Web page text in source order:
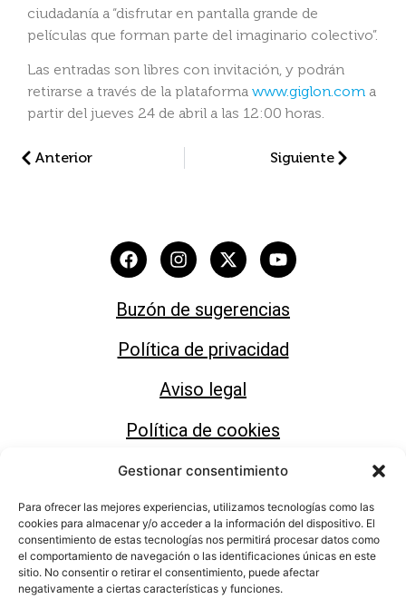
Gestionar consentimiento
Para ofrecer las mejores experiencias, utilizamos tecnologías como las
cookies para almacenar y/o acceder a la información del dispositivo. El
consentimiento de estas tecnologías nos permitirá procesar datos como
el comportamiento de navegación o las identificaciones únicas en este
sitio. No consentir o retirar el consentimiento, puede afectar
negativamente a ciertas características y funciones.
ciudadanía a “disfrutar en pantalla grande de
películas que forman parte del imaginario colectivo”.
Las entradas son libres con invitación, y podrán
retirarse a través de la plataforma www.giglon.com a
partir del jueves 24 de abril a las 12:00 horas.
Anterior Siguiente
Buzón de sugerencias
Política de privacidad
Aviso legal
Política de cookies
Área de Cultura del Ayuntamiento de Motril